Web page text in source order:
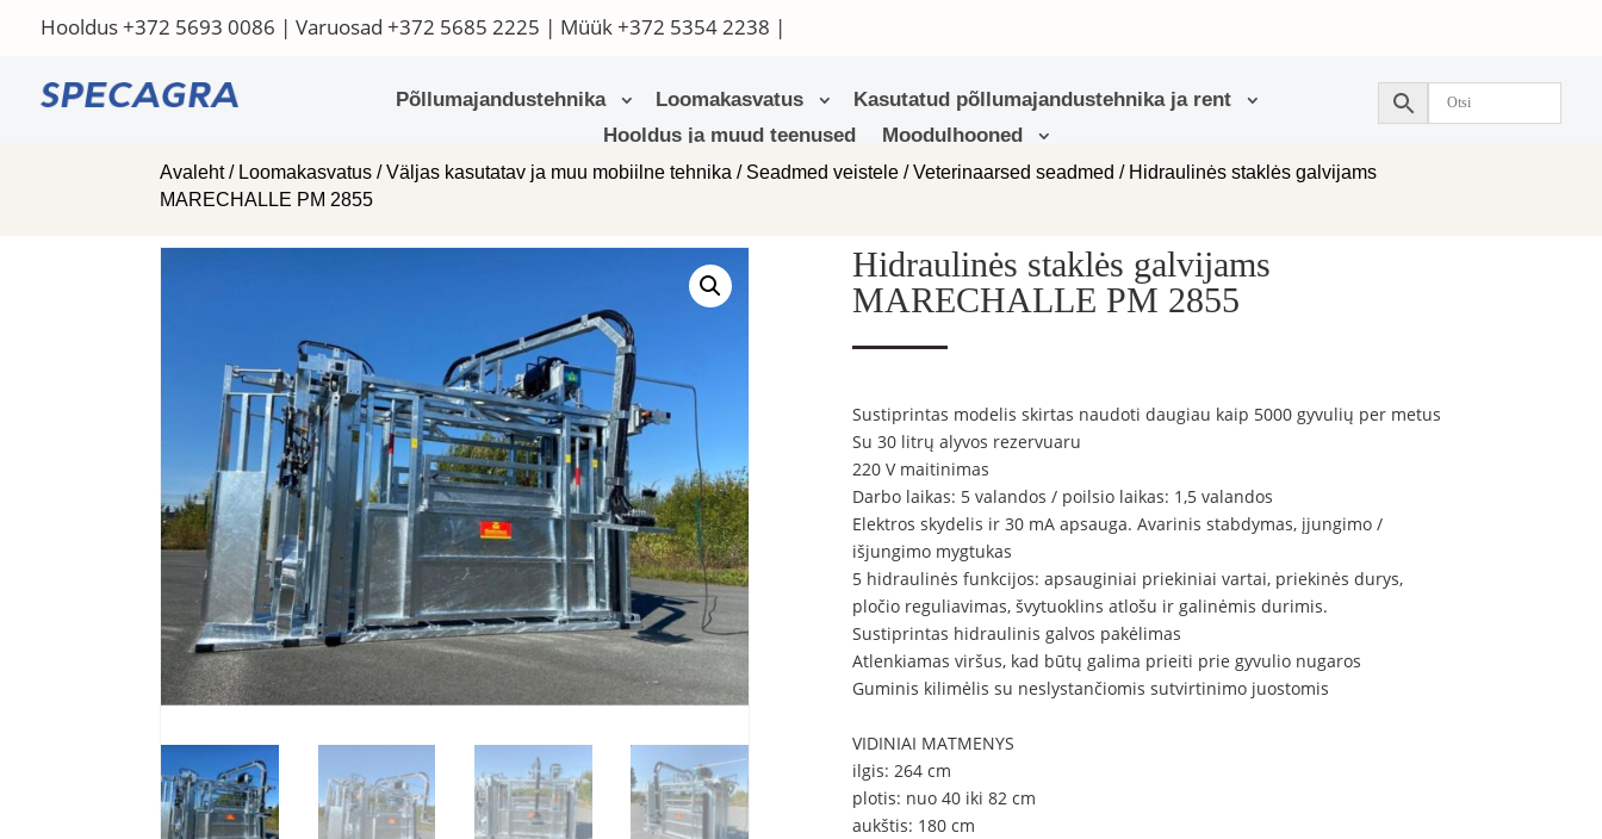
Hooldus+372 5693 0086 | Varuosad +372 5685 2225 | Müük+372 5354 2238 |
Põllumajandustehnika Loomakasvatus
Kasutatud põllumajandustehnika ja rent
Hooldus ja muud teenused
Moodulhooned
Avaleht/ Loomakasvatus /Väljas kasutatav ja muu mobiilne tehnika / Seadmed veistele /Veterinaarsed seadmed / Hidraulinės staklės galvijams
MARECHALLE PM 2855
Hidraulinės staklės galvijams
MARECHALLE PM 2855
Sustiprintas modelis skirtas naudoti daugiau kaip 5000 gyvulių per metus
Su 30 litrų alyvos rezervuaru
220 V maitinimas
Darbo laikas: 5 valandos / poilsio laikas: 1,5 valandos
Elektros skydelis ir 30 mA apsauga. Avarinis stabdymas, įjungimo /
išjungimo mygtukas
5 hidraulinės funkcijos: apsauginiai priekiniai vartai, priekinės durys,
pločio reguliavimas, švytuoklins atlošu ir galinėmis durimis.
Sustiprintas hidraulinis galvos pakėlimas
Atlenkiamas viršus, kad būtų galima prieiti prie gyvulio nugaros
Guminis kilimėlis su neslystančiomis sutvirtinimo juostomis
VIDINIAI MATMENYS
ilgis: 264 cm
plotis: nuo 40 iki 82 cm
aukštis: 180 cm